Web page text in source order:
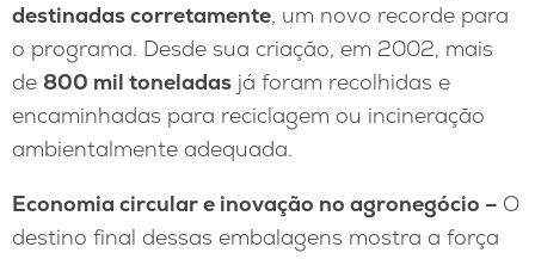
destinadas corretamente, um novo recorde para
o programa. Desde sua criação, em 2002, mais
de 800 mil toneladas já foram recolhidas e
encaminhadas para reciclagem ou incineração
ambientalmente adequada.
Economia circular e inovação no agronegócio – O
destino final dessas embalagens mostra a força